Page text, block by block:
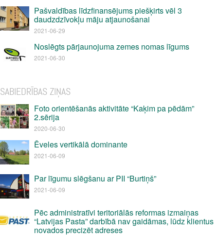
Pašvaldības līdzfinansējums piešķirts vēl 3
daudzdzīvokļu māju atjaunošanai
2021-06-29
Noslēgts pārjaunojuma zemes nomas līgums
2021-06-30
SABIEDRĪBAS ZIŅAS
Foto orientēšanās aktivitāte “Kaķim pa pēdām”
2.sērija
2020-06-30
Ēveles vertikālā dominante
2021-06-09
Par līgumu slēgšanu ar PII “Burtiņš”
2021-06-09
Pēc administratīvi teritoriālās reformas izmaiņas
“Latvijas Pasta” darbībā nav gaidāmas, lūdz klientus
novados precizēt adreses